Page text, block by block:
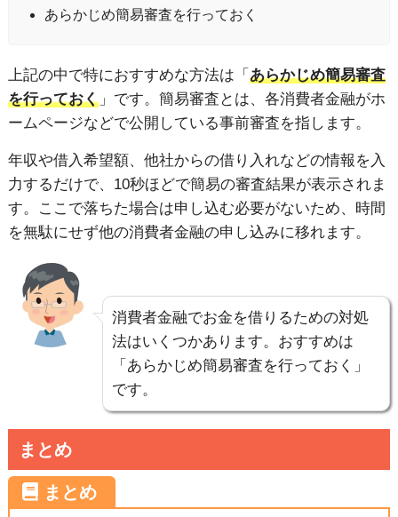
あらかじめ簡易審査を行っておく
上記の中で特におすすめな方法は「 あらかじめ簡易審査
を行っておく」です。簡易審査とは、各消費者金融がホ
ームページなどで公開している事前審査を指します。
年収や借入希望額、他社からの借り入れなどの情報を入
力するだけで、10秒ほどで簡易の審査結果が表示されま
す。ここで落ちた場合は申し込む必要がないため、時間
を無駄にせず他の消費者金融の申し込みに移れます。
消費者金融でお金を借りるための対処
法はいくつかあります。おすすめは
「あらかじめ簡易審査を行っておく」
です。
まとめ